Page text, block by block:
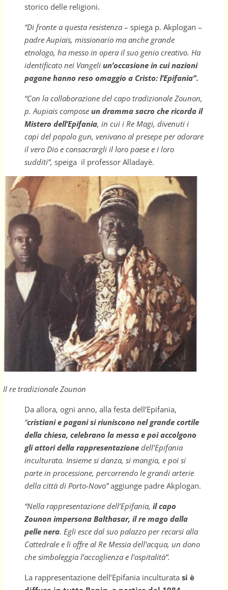
storico delle religioni.
“Di fronte a questa resistenza – spiega p. Akplogan –
padre Aupiais, missionario ma anche grande
etnologo, ha messo in opera il suo genio creativo. Ha
identificato nei Vangeli un’occasione in cui nazioni
pagane hanno reso omaggio a Cristo: l’Epifania”.
“Con la collaborazione del capo tradizionale Zounon,
p. Aupiais compose un dramma sacro che ricorda il
Mistero dell’Epifania, in cui i Re Magi, divenuti i
capi del popolo gun, venivano al presepe per adorare
il vero Dio e consacrargli il loro paese e i loro
sudditi”, speiga il professor Alladayè.
Il re tradizionale Zounon
Da allora, ogni anno, alla festa dell’Epifania,
“cristiani e pagani si riuniscono nel grande cortile
della chiesa, celebrano la messa e poi accolgono
gli attori della rappresentazione dell’Epifania
inculturata. Insieme si danza, si mangia, e poi si
parte in processione, percorrendo le grandi arterie
della città di Porto-Novo”aggiunge padre Akplogan.
“Nella rappresentazione dell’Epifania, il capo
Zounon impersona Balthasar, il re mago dalla
pelle nera. Egli esce dal suo palazzo per recarsi alla
Cattedrale e lì offre al Re Messia dell’acqua, un dono
che simboleggia l’accoglienza e l’ospitalità”.
La rappresentazione dell’Epifania inculturata si è